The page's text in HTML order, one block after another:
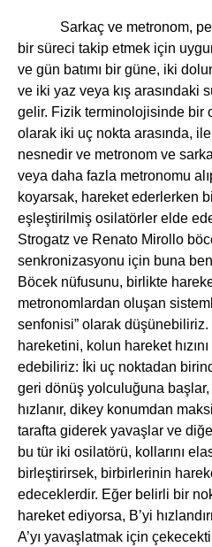
Sarkaç ve metronom,
bir süreci takip etmek için
ve gün batımı bir güne, iki
ve iki yaz veya kış arasındaki
gelir. Fizik terminolojisinde bir
olarak iki uç nokta arasında,
nesnedir ve metronom ve
veya daha fazla metronomu
koyarsak, hareket ederlerken
eşleştirilmiş osilatörler elde
Strogatz ve Renato Mirollo
senkronizasyonu için buna
Böcek nüfusunu, birlikte
metronomlardan oluşan
senfonisi” olarak
hareketini, kolun hareket
edebiliriz: İki uç noktadan
geri dönüş yolculuğuna
hızlanır, dikey konumdan
tarafta giderek yavaşlar ve
bu tür iki osilatörü, kollarını
birleştirirsek, birbirlerinin
edeceklerdir. Eğer belirli bir
hareket ediyorsa, B’yi
A’yı yavaşlatmak için